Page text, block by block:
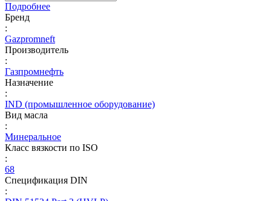
Подробнее
Бренд
:
Gazpromneft
Производитель
:
Газпромнефть
Назначение
:
IND (промышленное оборудование)
Вид масла
:
Минеральное
Класс вязкости по ISO
:
68
Спецификация DIN
: